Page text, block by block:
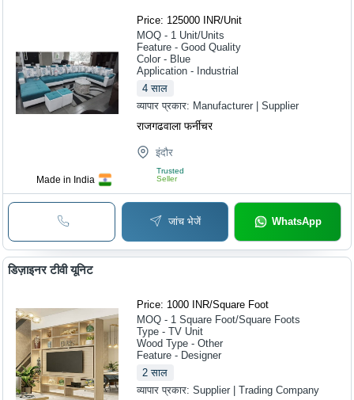
Made in India
Price: 125000 INR/Unit
MOQ - 1 Unit/Units
Feature - Good Quality
Color - Blue
Application - Industrial
4 साल
व्यापार प्रकार: Manufacturer | Supplier
राजगढवाला फर्नीचर
इंदौर
Trusted
Seller
जांच भेजें WhatsApp
डिज़ाइनर टीवी यूनिट
Price: 1000 INR/Square Foot
MOQ - 1 Square Foot/Square Foots
Type - TV Unit
Wood Type - Other
Feature - Designer
2 साल
व्यापार प्रकार:Supplier | Trading Company